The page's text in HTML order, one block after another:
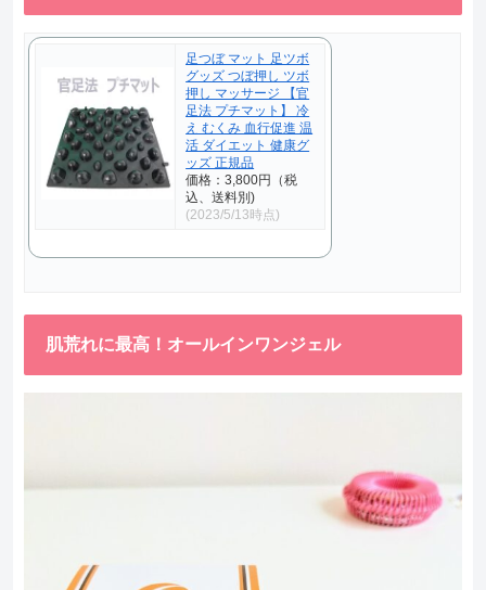
足つぼ マット 足ツボ
グッズ つぼ押し ツボ
押し マッサージ 【官
足法 プチマット】 冷
え むくみ 血行促進 温
活 ダイエット 健康グ
ッズ 正規品
価格：3,800円（税
込、送料別)
(2023/5/13時点)
肌荒れに最高！オールインワンジェル